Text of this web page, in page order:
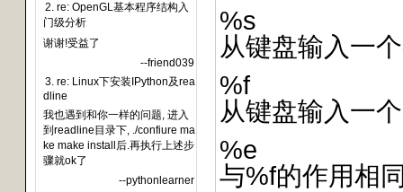
2. re: OpenGL基本程序结构入
门级分析
谢谢!受益了
--friend039
3. re: Linux下安装IPython及rea
dline
我也遇到和你一样的问题, 进入
到readline目录下, ./confiure ma
ke make install后.再执行上述步
骤就ok了
--pythonlearner
%s
从键盘输入一
%f
从键盘输入一
%e
与%f的作用相